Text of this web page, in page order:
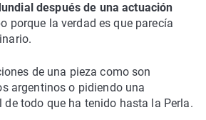
después de una actuación
porque la verdad es que parecía
de una pieza como son
argentinos o pidiendo una
todo que ha tenido hasta la Perla.